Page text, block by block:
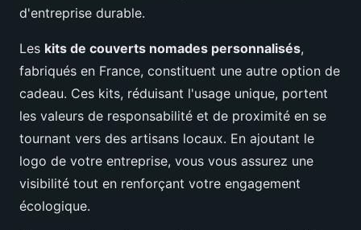
d'entreprise durable.
Les kits de couverts nomades personnalisés,
fabriqués en France, constituent une autre option de
cadeau. Ces kits, réduisant l'usage unique, portent
les valeurs de responsabilité et de proximité en se
tournant vers des artisans locaux. En ajoutant le
logo de votre entreprise, vous vous assurez une
visibilité tout en renforçant votre engagement
écologique.